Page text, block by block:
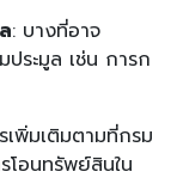
: บางที่อาจ
ประมูล เช่น การก
เพิ่มเติมตามที่กรม
อนทรัพย์สินใน